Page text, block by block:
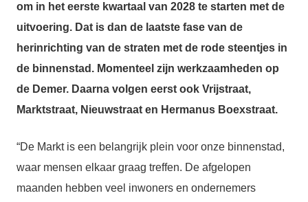
om in het eerste kwartaal van 2028 te starten met de
uitvoering. Dat is dan de laatste fase van de
herinrichting van de straten met de rode steentjes in
de binnenstad. Momenteel zijn werkzaamheden op
de Demer. Daarna volgen eerst ook Vrijstraat,
Marktstraat, Nieuwstraat en Hermanus Boexstraat.
“De Markt is een belangrijk plein voor onze binnenstad,
waar mensen elkaar graag treffen. De afgelopen
maanden hebben veel inwoners en ondernemers